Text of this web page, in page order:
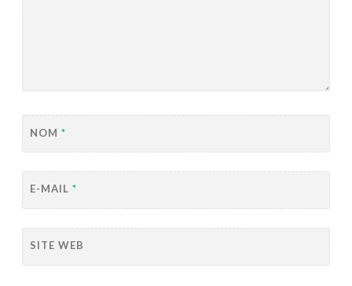
NOM *
E-MAIL *
SITE WEB